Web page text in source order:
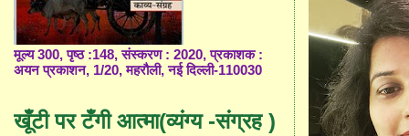
मूल्य 300, पृष्ठ :148, संस्करण : 2020, प्रकाशक :
अयन प्रकाशन, 1/20, महरौली, नई दिल्ली-110030
खूँटी पर टँगी आत्मा(व्यंग्य -संग्रह )